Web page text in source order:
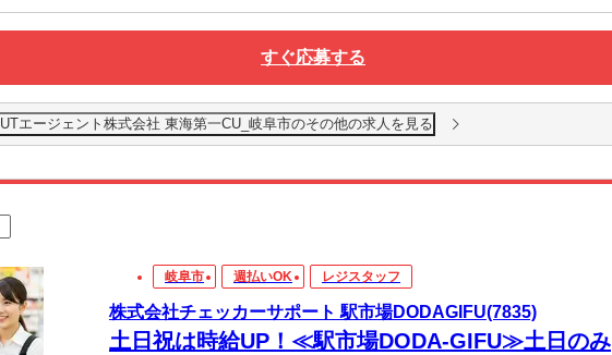
すぐ応募する
UTエージェント株式会社 東海第一CU_岐阜市のその他の求人を見る
岐阜市 週払いOK レジスタッフ
株式会社チェッカーサポート 駅市場DODAGIFU(7835)
土日祝は時給UP！≪駅市場DODA-GIFU≫土日のみ